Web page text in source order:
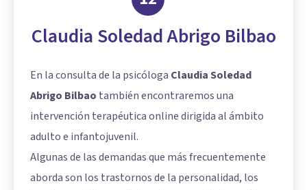
Claudia Soledad Abrigo Bilbao
En la consulta de la psicóloga Claudia Soledad
Abrigo Bilbao también encontraremos una
intervención terapéutica online dirigida al ámbito
adulto e infantojuvenil.
Algunas de las demandas que más frecuentemente
aborda son los trastornos de la personalidad, los